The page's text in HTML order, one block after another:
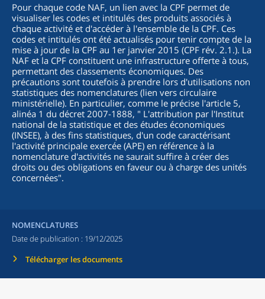
Pour chaque code NAF, un lien avec la CPF permet de
visualiser les codes et intitulés des produits associés à
chaque activité et d'accéder à l'ensemble de la CPF. Ces
codes et intitulés ont été actualisés pour tenir compte de la
mise à jour de la CPF au 1er janvier 2015 (CPF rév. 2.1.). La
NAF et la CPF constituent une infrastructure offerte à tous,
permettant des classements économiques. Des
précautions sont toutefois à prendre lors d'utilisations non
statistiques des nomenclatures (lien vers circulaire
ministérielle). En particulier, comme le précise l'article 5,
alinéa 1 du décret 2007-1888, " L'attribution par l'Institut
national de la statistique et des études économiques
(INSEE), à des fins statistiques, d'un code caractérisant
l'activité principale exercée (APE) en référence à la
nomenclature d'activités ne saurait suffire à créer des
droits ou des obligations en faveur ou à charge des unités
concernées".
NOMENCLATURES
Date de publication : 19/12/2025
Télécharger les documents